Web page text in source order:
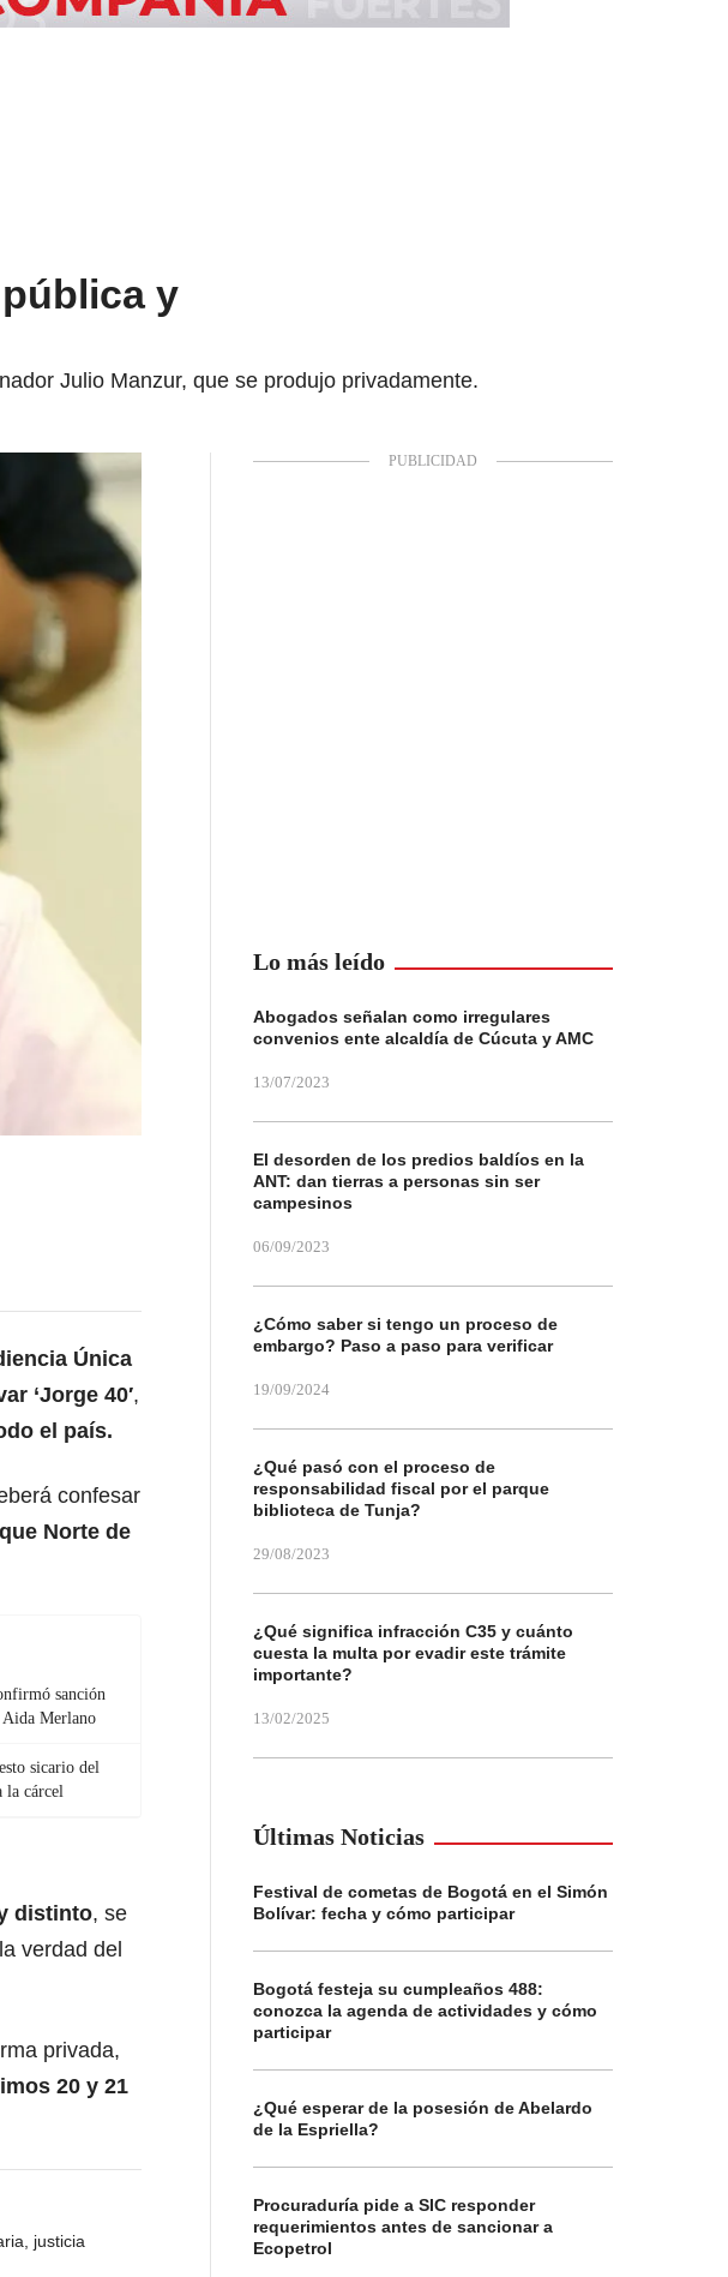
pública y
Julio Manzur, que se produjo privadamente.
Única
‘Jorge 40′,
el país.
confesar
Norte de
sanción
Aida Merlano
sicario del
la cárcel
distinto, se
verdad del
privada,
20 y 21
justicia
Lo más leído
Abogados señalan como irregulares
convenios ente alcaldía de Cúcuta y AMC
13/07/2023
El desorden de los predios baldíos en la
ANT: dan tierras a personas sin ser
campesinos
06/09/2023
¿Cómo saber si tengo un proceso de
embargo? Paso a paso para verificar
19/09/2024
¿Qué pasó con el proceso de
responsabilidad fiscal por el parque
biblioteca de Tunja?
29/08/2023
¿Qué significa infracción C35 y cuánto
cuesta la multa por evadir este trámite
importante?
13/02/2025
Últimas Noticias
Festival de cometas de Bogotá en el Simón
Bolívar: fecha y cómo participar
Bogotá festeja su cumpleaños 488:
conozca la agenda de actividades y cómo
participar
¿Qué esperar de la posesión de Abelardo
de la Espriella?
Procuraduría pide a SIC responder
requerimientos antes de sancionar a
Ecopetrol